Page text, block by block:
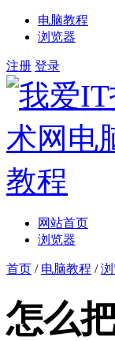
电脑教程
浏览器
注册 登录
网站首页
浏览器
首页 / 电脑教程 /
怎么